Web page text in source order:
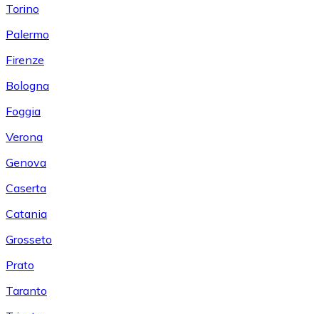
Torino
Palermo
Firenze
Bologna
Foggia
Verona
Genova
Caserta
Catania
Grosseto
Prato
Taranto